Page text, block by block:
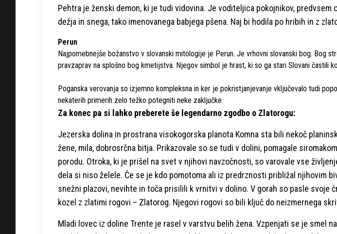
Pehtra je ženski demon, ki je tudi vidovina. Je voditeljica pokojnikov, predvsem
dežja in snega, tako imenovanega babjega pšena. Naj bi hodila po hribih in z
Perun
Najpomebnejše božanstvo v slovanski mitologije je Perun. Je vrhovni slovanski bog. Bog
pravzaprav na splošno bog kmetijstva. Njegov simbol je hrast, ki so ga stari Slovani častili
Poganska verovanja so izjemno kompleksna in ker je pokristjanjevanje vključevalo tudi
nekaterih primerih zelo težko potegniti neke zaključke.
Za konec pa si lahko preberete še legendarno zgodbo o Zlatorogu:
Jezerska dolina in prostrana visokogorska planota Komna sta bili nekoč
žene, mila, dobrosrčna bitja. Prikazovale so se tudi v dolini, pomagale
porodu. Otroka, ki je prišel na svet v njihovi navzočnosti, so varovale vse
dela si niso želele. Če se je kdo pomotoma ali iz predrznosti približal njihovim
snežni plazovi, nevihte in toča prisilili k vrnitvi v dolino. V gorah so pasle svoje
kozel z zlatimi rogovi – Zlatorog. Njegovi rogovi so bili ključ do neizmernega
Mladi lovec iz doline Trente je rasel v varstvu belih žena. Vzpenjati se je smel